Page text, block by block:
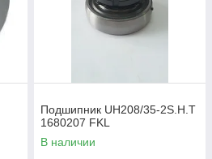
Подшипник UH208/35-2S.H.T
1680207 FKL
В наличии